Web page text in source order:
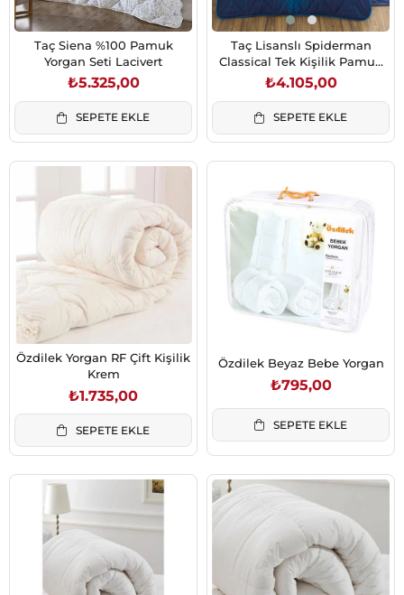
Taç Siena %100 Pamuk
Yorgan Seti Lacivert
₺5.325,00
SEPETE EKLE
Taç Lisanslı Spiderman
Classical Tek Kişilik Pamuk
Yorgan Seti
₺4.105,00
SEPETE EKLE
Özdilek Yorgan RF Çift Kişilik
Krem
₺1.735,00
SEPETE EKLE
Özdilek Beyaz Bebe Yorgan
₺795,00
SEPETE EKLE